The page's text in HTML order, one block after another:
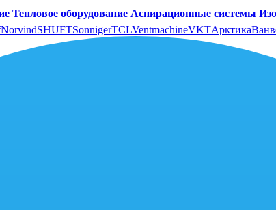
Тепловое оборудование Аспирационные системы
NorvindSHUFTSonnigerTCLVentmachineVKTАрктика